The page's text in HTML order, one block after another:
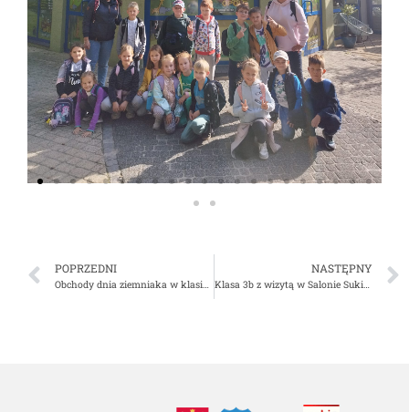
POPRZEDNI
Obchody dnia ziemniaka w klasie 1c
NASTĘPNY
Klasa 3b z wizytą w Salonie Sukien Ślubnych